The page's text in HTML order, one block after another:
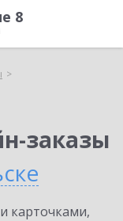
8
заказы
карточками,